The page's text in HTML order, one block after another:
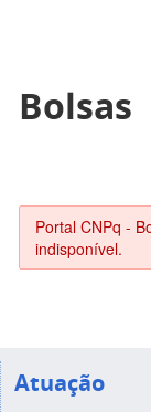
Bolsas
Portal CNPq -
indisponível.
Atuação